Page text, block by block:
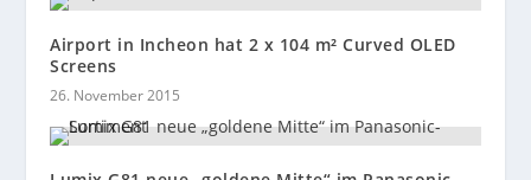
Airport in Incheon hat 2 x 104 m² Curved OLED
Screens
26. November 2015